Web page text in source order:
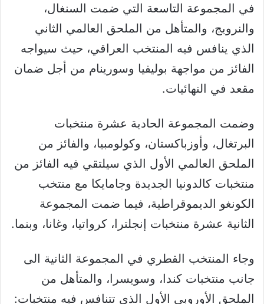
في المجموعة التاسعة التي ضمت السنغال،
والنرويج، والمتأهل من الملحق العالمي الثاني
الذي ينافس فيه المنتخب العراقي، حيث سيواجه
الفائز من مواجهة بوليفيا وسورينام من أجل ضمان
مقعد في النهائيات.
وضمت المجموعة الحادية عشرة منتخبات
البرتغال، وأوزباكستان، وكولومبيا، والفائز من
الملحق العالمي الأول الذي سيلتقي فيه الفائز من
منتخبات كالدونيا الجديدة وجامايكا مع منتخب
الكونغو الديموقراطية، فيما ضمت المجموعة
الثانية عشرة منتخبات إنجلترا، كرواتيا، وغانا، وبنما.
وجاء المنتخب القطري في المجموعة الثانية الى
جانب منتخبات كندا، وسويسرا، والمتأهل من
الملحق الأوروبي الأول الذي تتنافس فيه منتخبات: